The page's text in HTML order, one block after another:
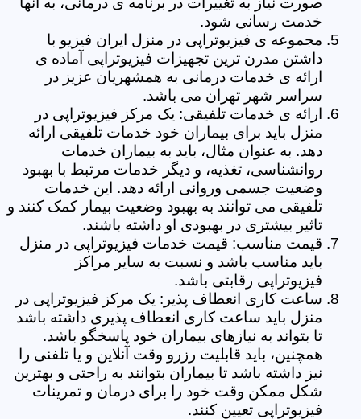
خدمت رسانی شود.
مجموعه ی فیزیوتراپی در منزل ایران فیزیو با
داشتن مدرن ترین تجهیزات فیزیوتراپی آماده ی
ارائه ی خدمات درمانی به همشهریان عزیز در
سراسر شهر تهران می باشد.
ارائه ی خدمات تلفیقی: یک مرکز فیزیوتراپی در
منزل باید برای بیماران خود خدمات تلفیقی ارائه
دهد. به عنوان مثال، باید به بیماران خدمات
روانشناسی، تغذیه، و دیگر خدمات مرتبط با بهبود
وضعیت جسمی وروانی ارائه دهد. این خدمات
تلفیقی می توانند به بهبود وضعیت بیمار کمک کنند و
تاثیر بیشتری در بهبودی او داشته باشند.
قیمت مناسب: قیمت خدمات فیزیوتراپی در منزل
باید مناسب باشد و نسبت به سایر مراکز
فیزیوتراپی رقابتی باشد.
ساعت کاری انعطاف پذیر: یک مرکز فیزیوتراپی در
منزل باید ساعت کاری انعطاف پذیری داشته باشد
تا بتواند به نیازهای بیماران خود پاسخگو باشد.
همچنین، باید قابلیت رزرو وقت آنلاین و یا تلفنی را
نیز داشته باشد تا بیماران بتوانند به راحتی و بهترین
شکل ممکن وقت خود را برای درمان و تمرینات
فیزیوتراپی تعیین کنند.